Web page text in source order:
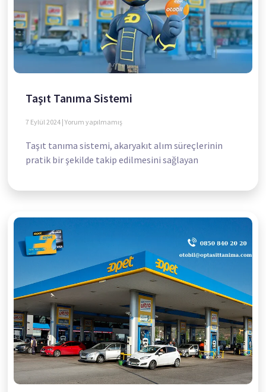
Taşıt Tanıma Sistemi
7 Eylül 2024 Yorum yapılmamış
Taşıt tanıma sistemi, akaryakıt alım süreçlerinin
pratik bir şekilde takip edilmesini sağlayan